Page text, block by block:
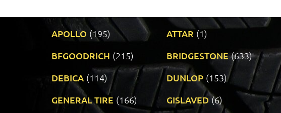
APOLLO (195) ATTAR (1)
BFGOODRICH (215) BRIDGESTONE (633)
DEBICA (114) DUNLOP (153)
GENERAL TIRE (166) GISLAVED (6)